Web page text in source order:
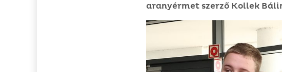
aranyérmet szerző Kollek